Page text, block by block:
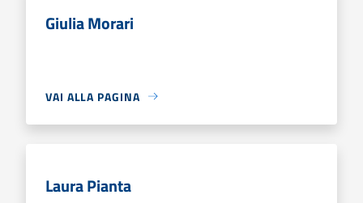
Giulia Morari
VAI ALLA PAGINA
Laura Pianta